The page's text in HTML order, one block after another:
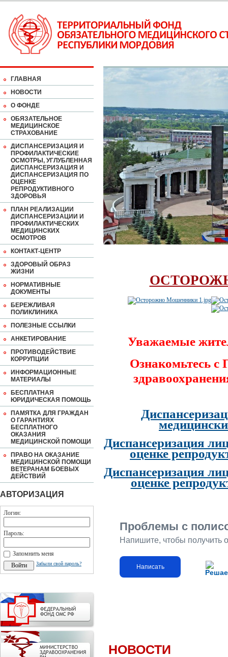
ГЛАВНАЯ
НОВОСТИ
О ФОНДЕ
ОБЯЗАТЕЛЬНОЕ
МЕДИЦИНСКОЕ
СТРАХОВАНИЕ
ДИСПАНСЕРИЗАЦИЯ И
ПРОФИЛАКТИЧЕСКИЕ
ОСМОТРЫ, УГЛУБЛЕННАЯ
ДИСПАНСЕРИЗАЦИЯ И
ДИСПАНСЕРИЗАЦИЯ ПО
ОЦЕНКЕ
РЕПРОДУКТИВНОГО
ЗДОРОВЬЯ
ПЛАН РЕАЛИЗАЦИИ
ДИСПАНСЕРИЗАЦИИ И
ПРОФИЛАКТИЧЕСКИХ
МЕДИЦИНСКИХ
ОСМОТРОВ
КОНТАКТ-ЦЕНТР
ЗДОРОВЫЙ ОБРАЗ
ЖИЗНИ
НОРМАТИВНЫЕ
ДОКУМЕНТЫ
БЕРЕЖЛИВАЯ
ПОЛИКЛИНИКА
ПОЛЕЗНЫЕ ССЫЛКИ
АНКЕТИРОВАНИЕ
ПРОТИВОДЕЙСТВИЕ
КОРРУПЦИИ
ИНФОРМАЦИОННЫЕ
МАТЕРИАЛЫ
БЕСПЛАТНАЯ
ЮРИДИЧЕСКАЯ ПОМОЩЬ
ПАМЯТКА ДЛЯ ГРАЖДАН
О ГАРАНТИЯХ
БЕСПЛАТНОГО
ОКАЗАНИЯ
МЕДИЦИНСКОЙ ПОМОЩИ
ПРАВО НА ОКАЗАНИЕ
МЕДИЦИНСКОЙ ПОМОЩИ
ВЕТЕРАНАМ БОЕВЫХ
ДЕЙСТВИЙ
АВТОРИЗАЦИЯ
Логин:
Пароль:
Запомнить меня
Забыли свой пароль?
Уважаемые
Ознакомьтесь
Диспансеризация
оценке
Диспансеризация
оценке
Проблемы с
Напишите, чтобы получить
Написать
НОВОСТИ